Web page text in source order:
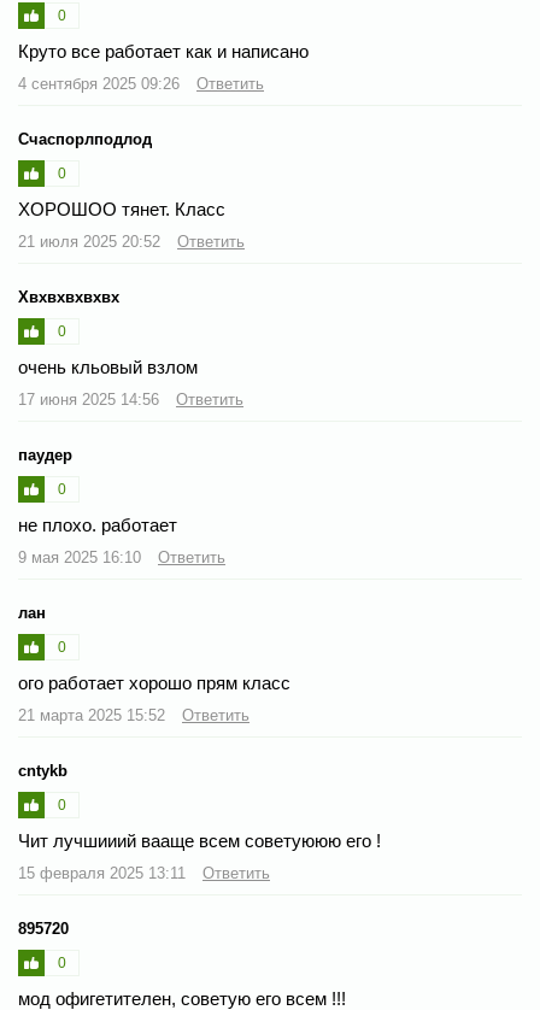
0
Круто все работает как и написано
4 сентября 2025 09:26 Ответить
Счаспорлподлод
0
ХОРОШОО тянет. Класс
21 июля 2025 20:52 Ответить
Хвхвхвхвхвх
0
очень кльовый взлом
17 июня 2025 14:56 Ответить
паудер
0
не плохо. работает
9 мая 2025 16:10 Ответить
лан
0
ого работает хорошо прям класс
21 марта 2025 15:52 Ответить
cntykb
0
Чит лучшииий вааще всем советуююю его !
15 февраля 2025 13:11 Ответить
895720
0
мод офигетителен, советую его всем !!!